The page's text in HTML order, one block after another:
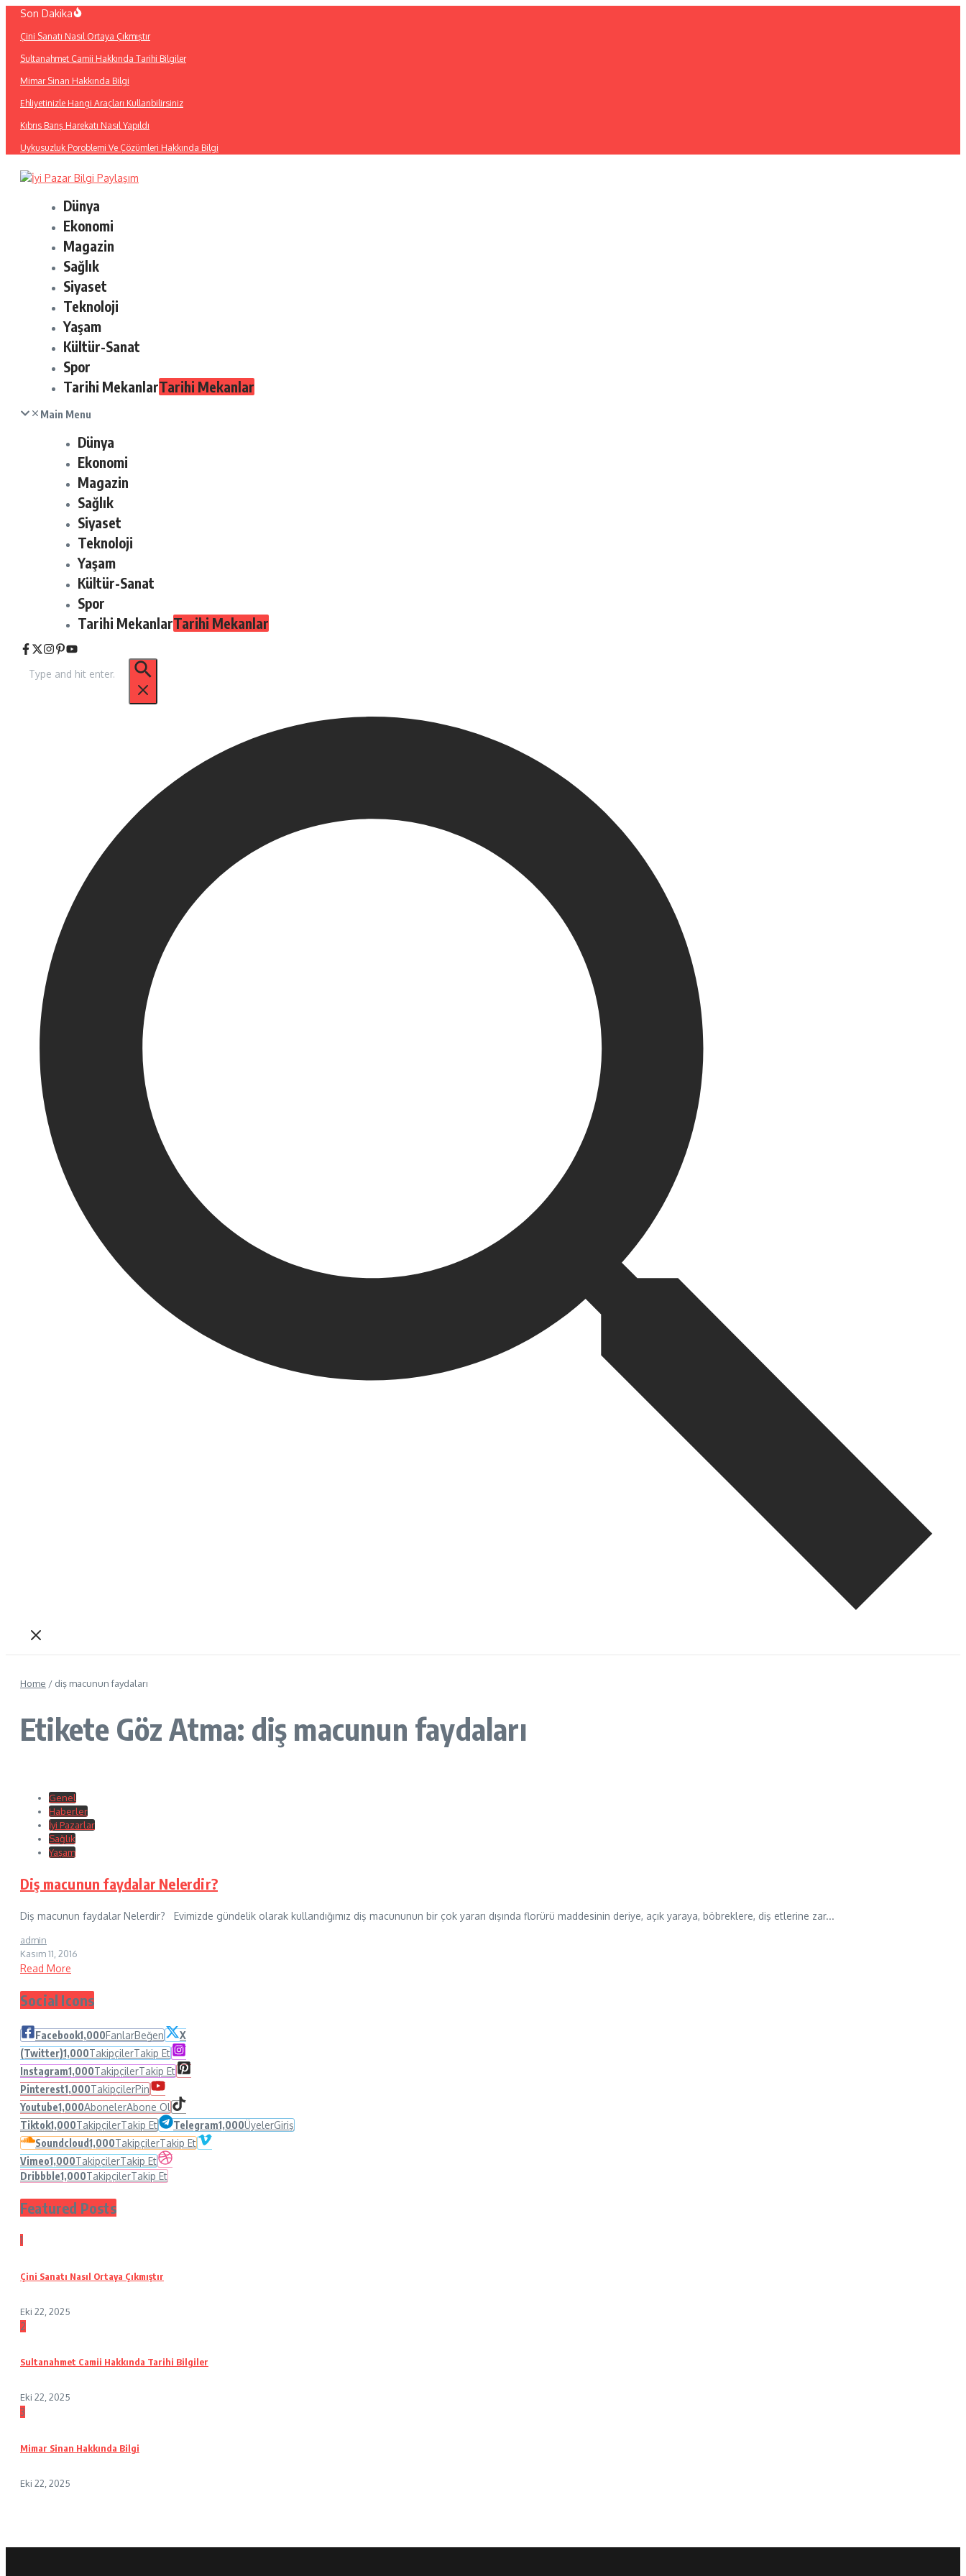
İçeriğe
Son Dakika
Çini Sanatı Nasıl Ortaya Çıkmıştır
Sultanahmet Camii Hakkında Tarihi Bilgiler
Mimar Sinan Hakkında Bilgi
Ehliyetinizle Hangi Araçları Kullanbilirsiniz
Kıbrıs Barış Harekatı Nasıl Yapıldı
Uykusuzluk Poroblemi Ve Çözümleri Hakkında Bilgi
Dünya
Ekonomi
Magazin
Sağlık
Siyaset
Teknoloji
Yaşam
Kültür-Sanat
Spor
Tarihi MekanlarTarihi Mekanlar
Main Menu
Dünya
Ekonomi
Magazin
Sağlık
Siyaset
Teknoloji
Yaşam
Kültür-Sanat
Spor
Tarihi MekanlarTarihi Mekanlar
Home / diş macunun faydaları
Etikete Göz Atma: diş macunun faydaları
Genel
Haberler
İyi Pazarlar
Sağlık
Yaşam
Diş macunun faydalar Nelerdir?
Diş macunun faydalar Nelerdir? Evimizde gündelik olarak kullandığımız diş macununun bir çok yararı dışında florürü maddesinin deriye, açık yaraya, böbreklere, diş etlerine zar...
admin
Kasım 11, 2016
Read More
Social Icons
Facebook1,000FanlarBeğen
X
(Twitter)1,000TakipçilerTakip Et
Instagram1,000TakipçilerTakip Et
Pinterest1,000TakipçilerPin
Youtube1,000AbonelerAbone Ol
Tiktok1,000TakipçilerTakip Et Telegram1,000ÜyelerGiriş
Soundcloud1,000TakipçilerTakip Et
Vimeo1,000TakipçilerTakip Et
Dribbble1,000TakipçilerTakip Et
Featured Posts
1
Çini Sanatı Nasıl Ortaya Çıkmıştır
Eki 22, 2025
2
Sultanahmet Camii Hakkında Tarihi Bilgiler
Eki 22, 2025
3
Mimar Sinan Hakkında Bilgi
Eki 22, 2025